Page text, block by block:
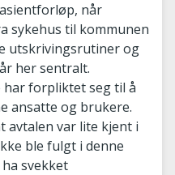
når
sykehus til kommunen
utskrivingsrutiner og
her sentralt.
har forpliktet seg til å
ansatte og brukere.
avtalen var lite kjent i
ble fulgt i denne
svekket